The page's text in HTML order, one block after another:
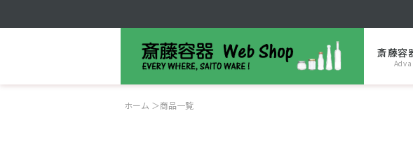
斎藤容
ホーム ＞商品一覧